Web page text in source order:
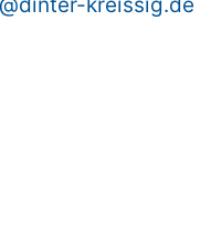
kreissig.de